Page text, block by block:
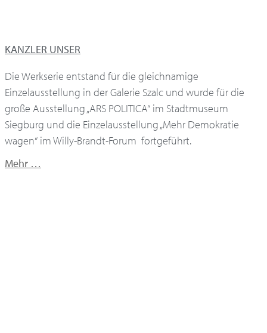
KANZLER UNSER
Die Werkserie entstand für die gleichnamige
Einzelausstellung in der Galerie Szalc und wurde für die
große Ausstellung „ARS POLITICA“ im Stadtmuseum
Siegburg und die Einzelausstellung „Mehr Demokratie
wagen“ im Willy-Brandt-Forum fortgeführt.
Mehr …